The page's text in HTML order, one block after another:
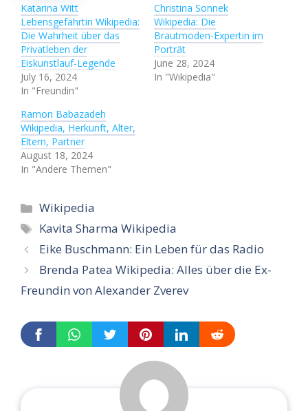
Katarina Witt
Lebensgefährtin Wikipedia:
Die Wahrheit über das
Privatleben der
Eiskunstlauf-Legende
July 16, 2024
In "Freundin"
Christina Sonnek
Wikipedia: Die
Brautmoden-Expertin im
Porträt
June 28, 2024
In "Wikipedia"
Ramon Babazadeh
Wikipedia, Herkunft, Alter,
Eltern, Partner
August 18, 2024
In "Andere Themen"
Categories
Wikipedia
Tags
Kavita Sharma Wikipedia
Eike Buschmann: Ein Leben für das Radio
Brenda Patea Wikipedia: Alles über die Ex-
Freundin von Alexander Zverev